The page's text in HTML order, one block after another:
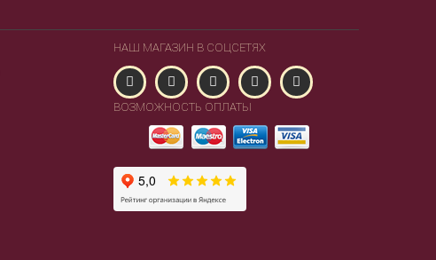
НАШ МАГАЗИН В СОЦСЕТЯХ
ВОЗМОЖНОСТЬ ОПЛАТЫ